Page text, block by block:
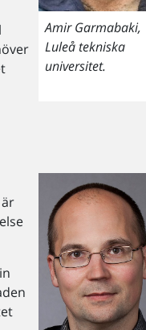
Amir Garmabaki,
Luleå tekniska
universitet.